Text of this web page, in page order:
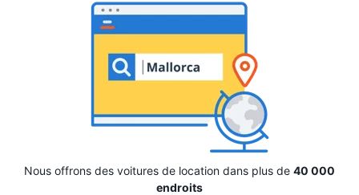
Nous offrons des voitures de location dans plus de 40 000
endroits